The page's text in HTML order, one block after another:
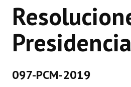
CONCEJO
Bloques Políticos
Comisiones Permanentes
Presidencia
097-PCM-2019